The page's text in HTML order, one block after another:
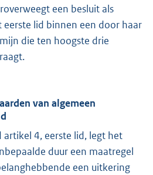
een besluit als
eerste lid binnen een door haar
die ten hoogste drie
van algemeen
artikel 4, eerste lid, legt het
duur een maatregel
een uitkering